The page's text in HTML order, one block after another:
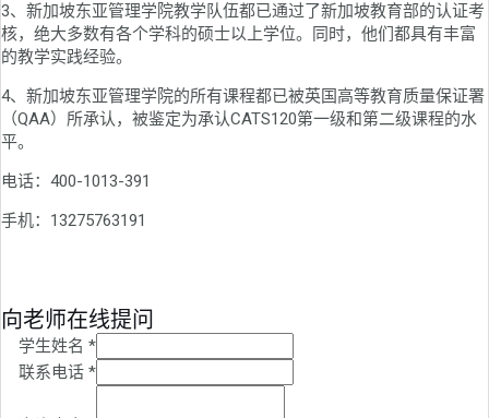
3、新加坡东亚管理学院教学队伍都已通过了新加坡教育部的认证考
核，绝大多数有各个学科的硕士以上学位。同时，他们都具有丰富
的教学实践经验。
4、新加坡东亚管理学院的所有课程都已被英国高等教育质量保证署
（QAA）所承认，被鉴定为承认CATS120第一级和第二级课程的水
平。
电话：400-1013-391
手机：13275763191
向老师在线提问
学生姓名 *
联系电话 *